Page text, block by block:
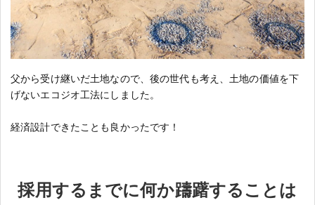
父から受け継いだ土地なので、後の世代も考え、土地の価値を下
げないエコジオ工法にしました。
経済設計できたことも良かったです！
採用するまでに何か躊躇することは